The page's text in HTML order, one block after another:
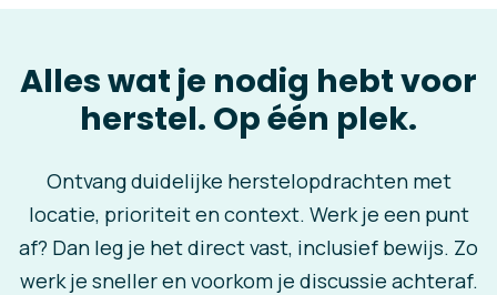
Alles wat je nodig hebt voor
herstel. Op één plek.
Ontvang duidelijke herstelopdrachten met
locatie, prioriteit en context. Werk je een punt
af? Dan leg je het direct vast, inclusief bewijs. Zo
werk je sneller en voorkom je discussie achteraf.